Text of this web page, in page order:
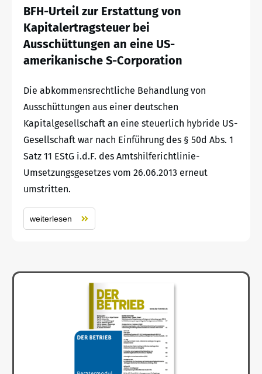
BFH-Urteil zur Erstattung von
Kapitalertragsteuer bei
Ausschüttungen an eine US-
amerikanische S-Corporation
Die abkommensrechtliche Behandlung von
Ausschüttungen aus einer deutschen
Kapitalgesellschaft an eine steuerlich hybride US-
Gesellschaft war nach Einführung des § 50d Abs. 1
Satz 11 EStG i.d.F. des Amtshilferichtlinie-
Umsetzungsgesetzes vom 26.06.2013 erneut
umstritten.
weiterlesen